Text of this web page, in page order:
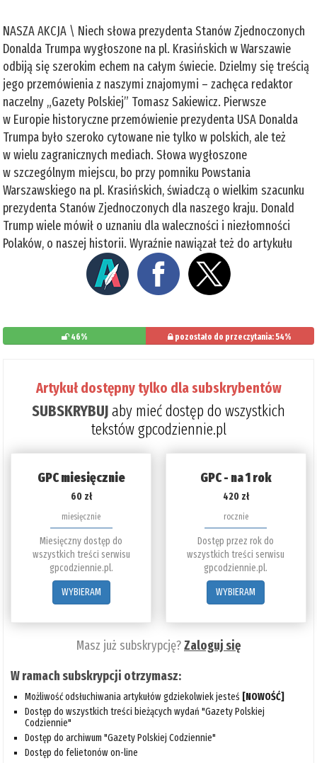
NASZA AKCJA \ Niech słowa prezydenta Stanów Zjednoczonych
Donalda Trumpa wygłoszone na pl. Krasińskich w Warszawie
odbiją się szerokim echem na całym świecie. Dzielmy się treścią
jego przemówienia z naszymi znajomymi – zachęca redaktor
naczelny „Gazety Polskiej” Tomasz Sakiewicz. Pierwsze
w Europie historyczne przemówienie prezydenta USA Donalda
Trumpa było szeroko cytowane nie tylko w polskich, ale też
w wielu zagranicznych mediach. Słowa wygłoszone
w szczególnym miejscu, bo przy pomniku Powstania
Warszawskiego na pl. Krasińskich, świadczą o wielkim szacunku
prezydenta Stanów Zjednoczonych dla naszego kraju. Donald
Trump wiele mówił o uznaniu dla waleczności i niezłomności
Polaków, o naszej historii. Wyraźnie nawiązał też do artykułu
46% pozostało do przeczytania: 54%
Artykuł dostępny tylko dla subskrybentów
SUBSKRYBUJaby mieć dostęp do wszystkich
tekstów gpcodziennie.pl
GPC miesięcznie
60 zł
miesięcznie
Miesięczny dostęp do
wszystkich treści serwisu
gpcodziennie.pl.
WYBIERAM
GPC - na 1 rok
420 zł
rocznie
Dostęp przez rok do
wszystkich treści serwisu
gpcodziennie.pl.
WYBIERAM
Masz już subskrypcję?Zaloguj się
W ramach subskrypcji otrzymasz:
Możliwość odsłuchiwania artykułów gdziekolwiek jesteś [NOWOŚĆ]
Dostęp do wszystkich treści bieżących wydań "Gazety Polskiej
Codziennie"
Dostęp do archiwum "Gazety Polskiej Codziennie"
Dostęp do felietonów on-line